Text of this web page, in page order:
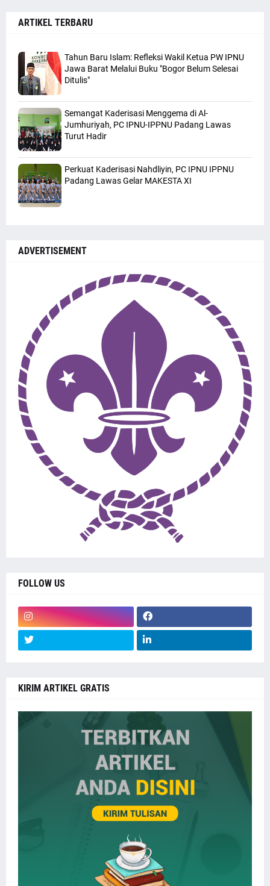
ARTIKEL TERBARU
Tahun Baru Islam: Refleksi Wakil Ketua PW IPNU
Jawa Barat Melalui Buku "Bogor Belum Selesai
Ditulis"
Semangat Kaderisasi Menggema di Al-
Jumhuriyah, PC IPNU-IPPNU Padang Lawas
Turut Hadir
Perkuat Kaderisasi Nahdliyin, PC IPNU IPPNU
Padang Lawas Gelar MAKESTA XI
ADVERTISEMENT
FOLLOW US
KIRIM ARTIKEL GRATIS